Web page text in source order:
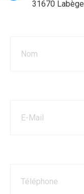
31670 Labège